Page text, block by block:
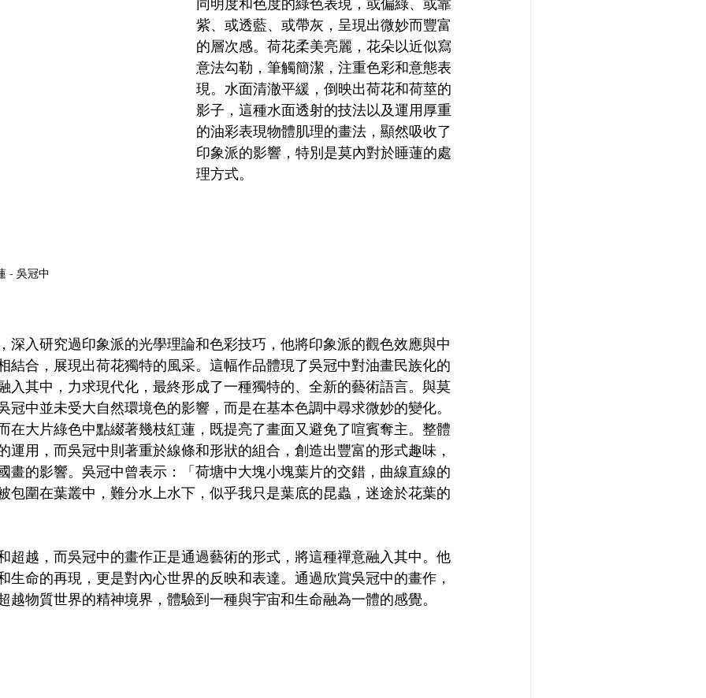
- 吳冠中
同明度和色度的綠色表現，或偏綠、或靠
紫、或透藍、或帶灰，呈現出微妙而豐富
的層次感。荷花柔美亮麗，花朵以近似寫
意法勾勒，筆觸簡潔，注重色彩和意態表
現。水面清澈平緩，倒映出荷花和荷莖的
影子，這種水面透射的技法以及運用厚重
的油彩表現物體肌理的畫法，顯然吸收了
印象派的影響，特別是莫內對於睡蓮的處
理方式。
深入研究過印象派的光學理論和色彩技巧，他將印象派的觀色效應與中
結合，展現出荷花獨特的風采。這幅作品體現了吳冠中對油畫民族化的
入其中，力求現代化，最終形成了一種獨特的、全新的藝術語言。與莫
冠中並未受大自然環境色的影響，而是在基本色調中尋求微妙的變化。
在大片綠色中點綴著幾枝紅蓮，既提亮了畫面又避免了喧賓奪主。整體
運用，而吳冠中則著重於線條和形狀的組合，創造出豐富的形式趣味，
畫的影響。吳冠中曾表示：「荷塘中大塊小塊葉片的交錯，曲線直線的
包圍在葉叢中，難分水上水下，似乎我只是葉底的昆蟲，迷途於花葉的
超越，而吳冠中的畫作正是通過藝術的形式，將這種禪意融入其中。他
生命的再現，更是對內心世界的反映和表達。通過欣賞吳冠中的畫作，
越物質世界的精神境界，體驗到一種與宇宙和生命融為一體的感覺。